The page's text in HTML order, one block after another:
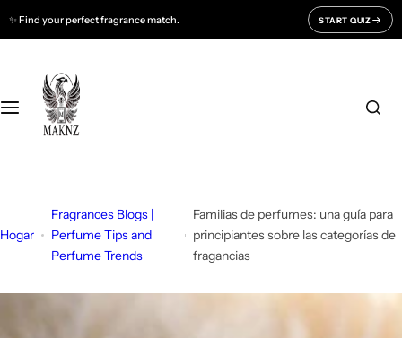
✨ Find your perfect fragrance match. START QUIZ
Fragrances For
Men
Women
All Fragrances
Support
CONTACT US
FAQ
About Us
Hogar
Fragrances Blogs |
Perfume Tips and
Perfume Trends
Familias de perfumes: una guía para
principiantes sobre las categorías de
fragancias
a
n